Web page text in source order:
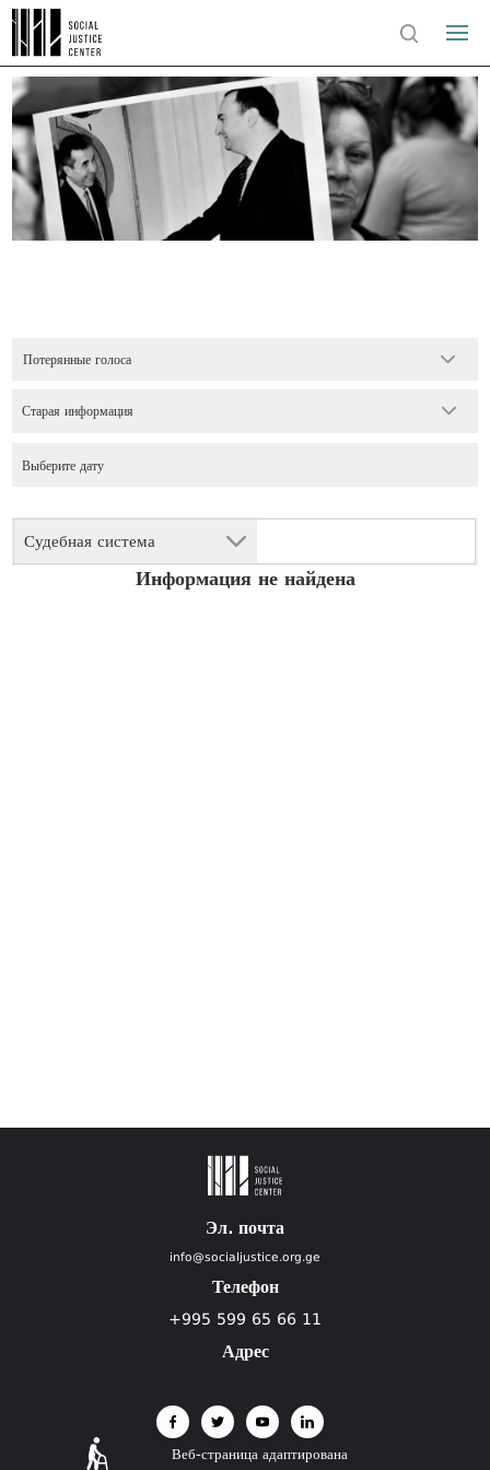
Потерянные голоса
Судебная система
Старая информация
Информация не найдена
Эл. почта
info@socialjustice.org.ge
Телефон
+995 599 65 66 11
Адрес
Веб-страница адаптирована